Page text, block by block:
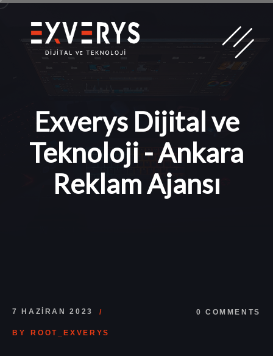
Exverys Dijital ve
Teknoloji - Ankara
Reklam Ajansı
7 HAZIRAN 2023 0 COMMENTS
BY ROOT_EXVERYS